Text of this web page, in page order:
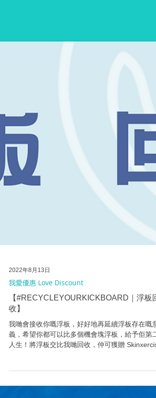
2022年8月13日
我愛優惠 Love Discount
【#RECYCLEYOURKICKBOARD｜浮板回
收】
我哋會接收你嘅浮板，好好地再延續浮板存在嘅意